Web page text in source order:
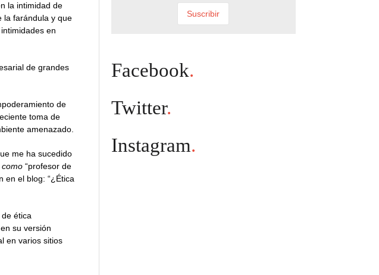
la intimidad de
la farándula y que
en
de grandes
de
toma de
amenazado.
me ha sucedido
como “profesor de
en el blog: “¿Ética
ética
su versión
en varios sitios
Facebook.
Twitter.
Instagram.